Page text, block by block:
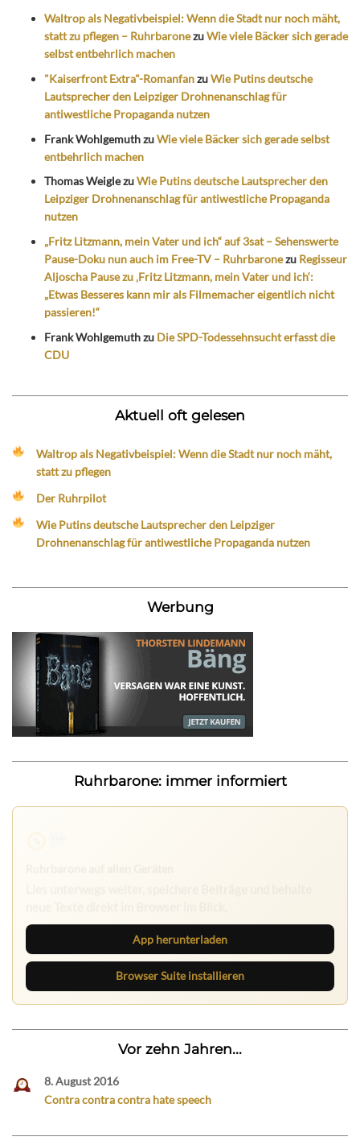
Waltrop als Negativbeispiel: Wenn die Stadt nur noch mäht,
statt zu pflegen – RuhrbaronezuWie viele Bäcker sich gerade
selbst entbehrlich machen
"Kaiserfront Extra"-RomanfanzuWie Putins deutsche
Lautsprecher den Leipziger Drohnenanschlag für
antiwestliche Propaganda nutzen
Frank WohlgemuthzuWie viele Bäcker sich gerade selbst
entbehrlich machen
Thomas WeiglezuWie Putins deutsche Lautsprecher den
Leipziger Drohnenanschlag für antiwestliche Propaganda
nutzen
„Fritz Litzmann, mein Vater und ich“ auf 3sat – Sehenswerte
Pause-Doku nun auch im Free-TV – Ruhrbaronezu Regisseur
Aljoscha Pause zu ‚Fritz Litzmann, mein Vater und ich‘:
„Etwas Besseres kann mir als Filmemacher eigentlich nicht
passieren!“
Frank Wohlgemuthzu Die SPD-Todessehnsucht erfasst die
CDU
Aktuell oft gelesen
Waltrop als Negativbeispiel: Wenn die Stadt nur noch mäht,
statt zu pflegen
Der Ruhrpilot
Wie Putins deutsche Lautsprecher den Leipziger
Drohnenanschlag für antiwestliche Propaganda nutzen
Werbung
Ruhrbarone: immer informiert
App herunterladen
Browser Suite installieren
Vor zehn Jahren...
8. August 2016
Contra contra contra hate speech